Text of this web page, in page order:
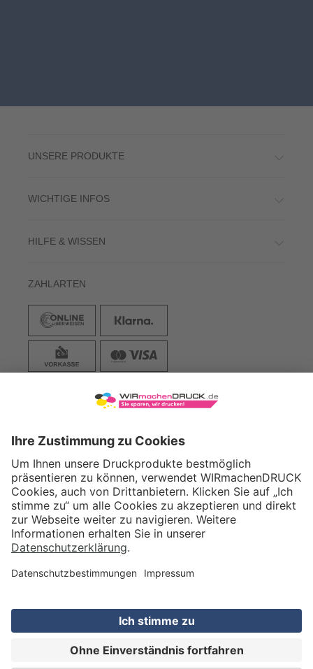
UNSERE PRODUKTE
WICHTIGE INFOS
HILFE & WISSEN
ZAHLARTEN
VERSAND
Illerstraße 15